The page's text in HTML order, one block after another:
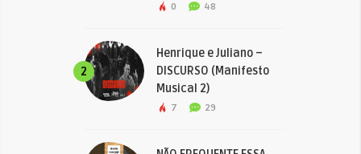
0 48
2
Henrique e Juliano –
DISCURSO (Manifesto
Musical 2)
7 29